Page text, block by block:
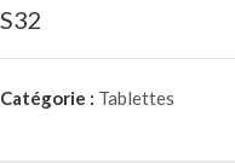
S32
Catégorie : Tablettes